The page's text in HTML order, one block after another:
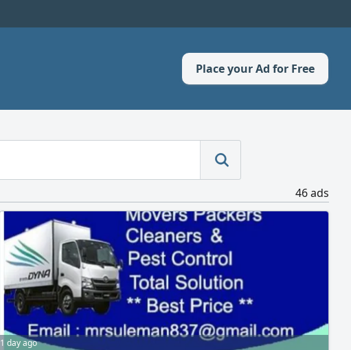
Place your Ad for Free
46 ads
1 day ago